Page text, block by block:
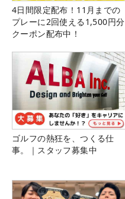
4日間限定配布！11月までの
プレーに2回使える1,500円分
クーポン配布中！
ゴルフの熱狂を、つくる仕
事。｜スタッフ募集中